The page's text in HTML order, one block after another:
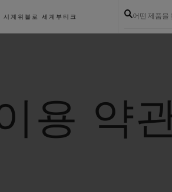
시계 위블로 세계 부티크 어떤 제품을
용 약